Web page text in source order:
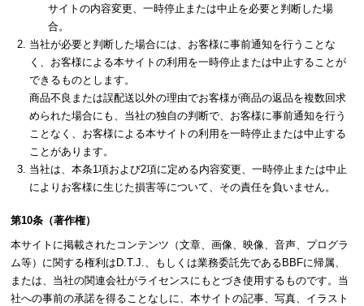
サイトの内容変更、一時停止または中止を必要と判断した場
合。
当社が必要と判断した場合には、お客様に事前通知を行うことな
く、お客様による本サイトの利用を一時停止または中止することが
できるものとします。
商品不良または誤配送以外の理由でお客様が商品の返品を複数回求
められた場合にも、当社の独自の判断で、お客様に事前通知を行う
ことなく、お客様による本サイトの利用を一時停止または中止する
ことがあります。
当社は、本条1項および2項に定める内容変更、一時停止または中止
によりお客様に生じた損害等について、その責任を負いません。
第10条（著作権）
本サイトに掲載されたコンテンツ（文章、画像、映像、音声、プログラ
ム等）に関する権利はD.T.J.、もしくは業務委託先であるBBFに帰属、
または、当社の関連会社がライセンスにもとづき使用するものです。当
社への事前の承諾を得ることなしに、本サイトの記事、写真、イラスト